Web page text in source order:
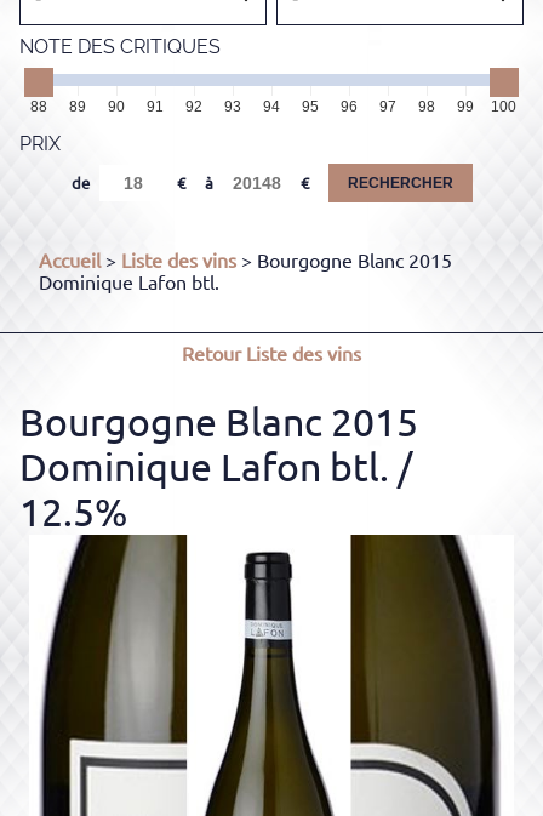
NOTE DES CRITIQUES
88 89 90 91 92 93 94 95 96 97 98 99 100
PRIX
de à RECHERCHER
Accueil> Liste des vins > Bourgogne Blanc 2015
Dominique Lafon btl.
RetourListe des vins
Bourgogne Blanc 2015
Dominique Lafon btl. /
12.5%